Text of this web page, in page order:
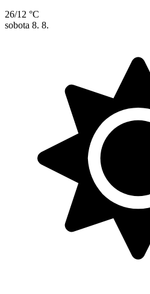
26/12 °C
sobota 8. 8.